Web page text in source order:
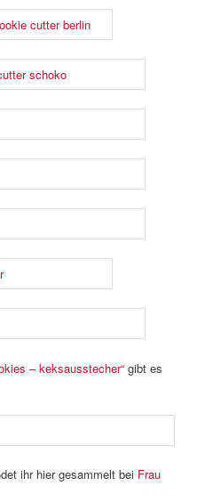
– keksausstecher“gibt es
ihr hier gesammelt bei Frau